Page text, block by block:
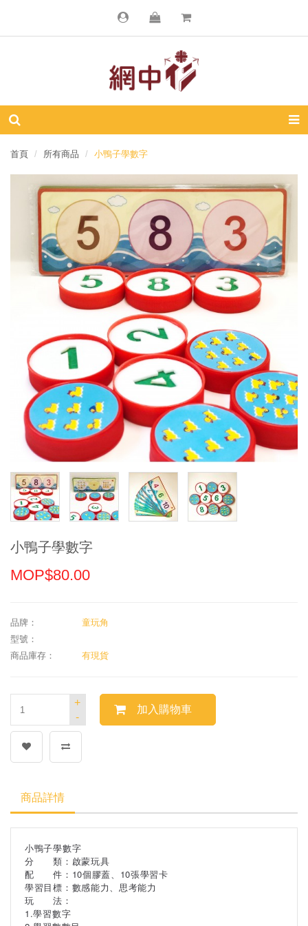
首頁 所有商品 小鴨子學數字
小鴨子學數字
MOP$80.00
品牌：
童玩角
型號：
商品庫存：
有現貨
-
+
加入購物車
商品詳情
小鴨子學數字
分 類：啟蒙玩具
配 件：10個膠蓋、10張學習卡
學習目標：數感能力、思考能力
玩 法：
1.學習數字